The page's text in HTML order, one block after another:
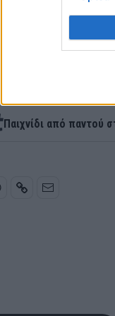
Παιχνίδι από παντού